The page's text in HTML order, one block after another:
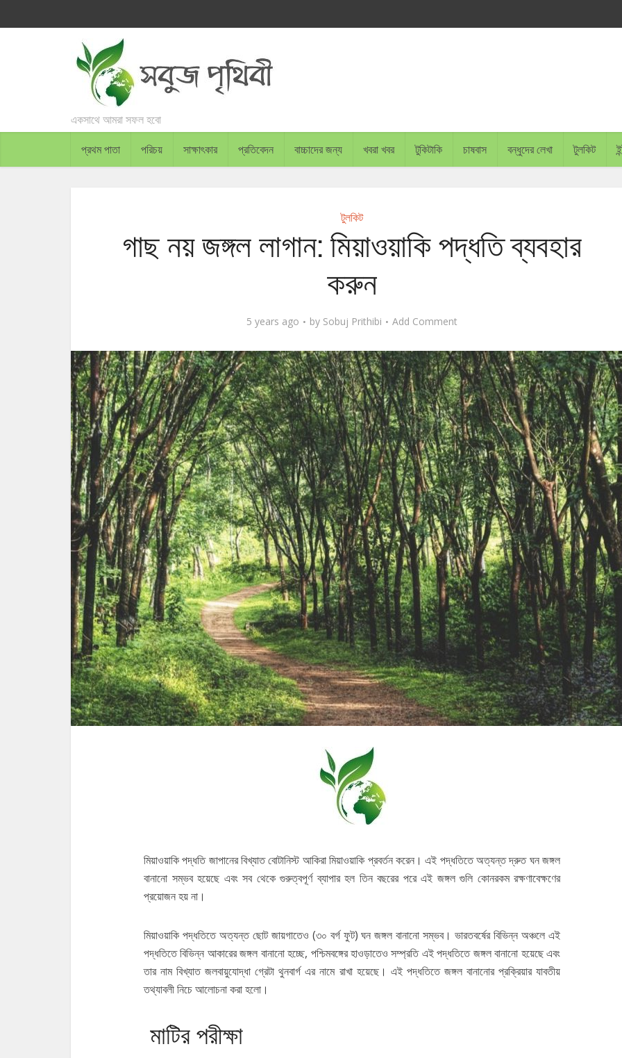
একসাথে আমরা সফল হবো
প্রথম পাতা পরিচয় সাক্ষাৎকার প্রতিবেদন বাচ্চাদের জন্য খবরা খবর টুকিটাকি চাষবাস বন্ধুদের লেখা টুলকিট
টুলকিট
গাছ নয় জঙ্গল লাগান: মিয়াওয়াকি পদ্ধতি ব্যবহার
করুন
5 years ago by Sobuj Prithibi Add Comment
মিয়াওয়াকি পদ্ধতি জাপানের বিখ্যাত বোটানিস্ট আকিরা মিয়াওয়াকি প্রবর্তন করেন। এই পদ্ধতিতে অত্যন্ত দ্রুত ঘন জঙ্গল
বানানো সম্ভব হয়েছে এবং সব থেকে গুরুত্বপূর্ণ ব্যাপার হল তিন বছরের পরে এই জঙ্গল গুলি কোনরকম রক্ষণাবেক্ষণের
প্রয়োজন হয় না।
মিয়াওয়াকি পদ্ধতিতে অত্যন্ত ছোট জায়গাতেও (৩০ বর্গ ফুট) ঘন জঙ্গল বানানো সম্ভব। ভারতবর্ষের বিভিন্ন অঞ্চলে এই
পদ্ধতিতে বিভিন্ন আকারের জঙ্গল বানানো হচ্ছে, পশ্চিমবঙ্গের হাওড়াতেও সম্প্রতি এই পদ্ধতিতে জঙ্গল বানানো হয়েছে এবং
তার নাম বিখ্যাত জলবায়ুযোদ্ধা গ্রেটা থুনবার্গ এর নামে রাখা হয়েছে। এই পদ্ধতিতে জঙ্গল বানানোর প্রক্রিয়ার যাবতীয়
তথ্যাবলী নিচে আলোচনা করা হলো।
মাটির পরীক্ষা
BANGLADESH PLANS TO
অসাম্য, বায়ুদূষণ এবং রান্না জল সংরক্ষণের টুকিটাকি – ১
গোটা হিঙ্গলগঞ্জ ব্লকের পানীয় জলস্তর হু-
2 min read
স্মোগ টাওয়ার দিয়ে কেন বায়ু দূষণ